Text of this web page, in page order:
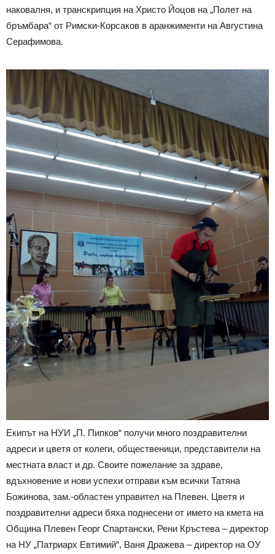
наковалня, и транскрипция на Христо Йоцов на „Полет на
бръмбара“ от Римски-Корсаков в аранжименти на Августина
Серафимова.
Екипът на НУИ „П. Пипков“ получи много поздравителни
адреси и цветя от колеги, общественици, представители на
местната власт и др. Своите пожелание за здраве,
вдъхновение и нови успехи отправи към всички Татяна
Божинова, зам.-областен управител на Плевен. Цветя и
поздравителни адреси бяха поднесени от името на кмета на
Община Плевен Георг Спартански, Рени Кръстева – директор
на НУ „Патриарх Евтимий“, Ваня Дражева – директор на ОУ